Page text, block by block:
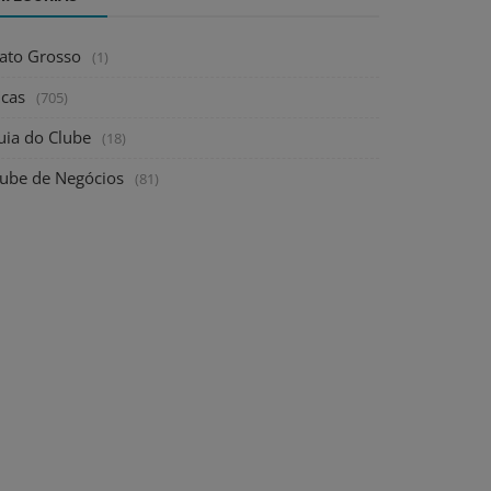
Grosso (1)
(705)
do Clube (18)
de Negócios (81)